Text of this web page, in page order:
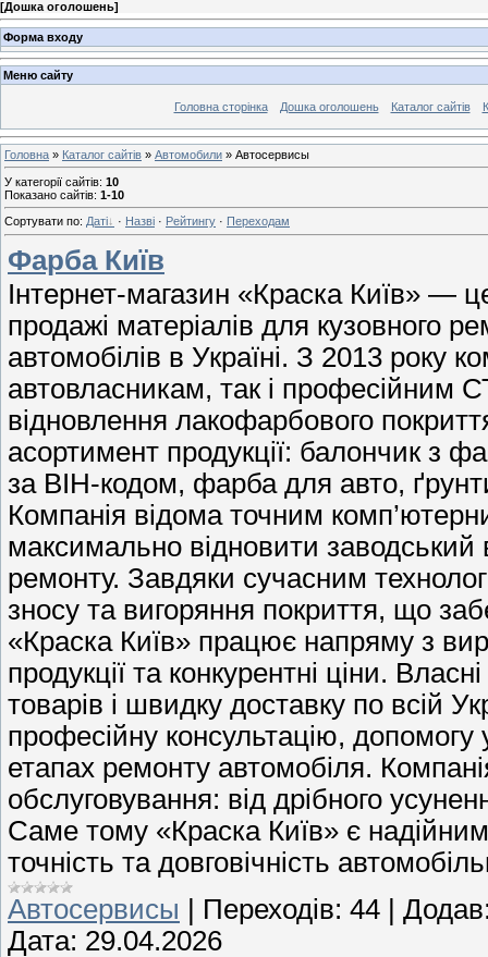
[Дошка оголошень]
Форма входу
Меню сайту
Головна сторінка Дошка оголошень Каталог сайтів
Головна » Каталог сайтів » Автомобили » Автосервисы
У категорії сайтів: 10
Показано сайтів: 1-10
Сортувати по: Даті · Назві · Рейтингу · Переходам
Фарба Київ
Інтернет-магазин «Краска Київ» —
продажі матеріалів для кузовного
автомобілів в Україні. З 2013 року
автовласникам, так і професійним
відновлення лакофарбового
асортимент продукції: балончик з
за ВІН-кодом, фарба для авто,
Компанія відома точним
максимально відновити заводський
ремонту. Завдяки сучасним
зносу та вигоряння покриття, що
«Краска Київ» працює напряму з
продукції та конкурентні ціни.
товарів і швидку доставку по всій
професійну консультацію, допомогу
етапах ремонту автомобіля.
обслуговування: від дрібного
Саме тому «Краска Київ» є
точність та довговічність
Автосервисы
Переходів: 44
Дата: 29.04.2026